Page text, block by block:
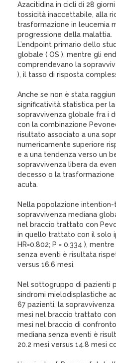
Azacitidina in cicli di 28
tossicità inaccettabile, alla
trasformazione in leucemia
progressione della malattia.
L’endpoint primario dello
globale ( OS ), mentre gli
comprendevano la
), il tasso di risposta
Anche se non è stata
significatività statistica per
sopravvivenza globale fra i
con la combinazione
risultato associato a una
numericamente superiore
e a una tendenza verso un
sopravvivenza libera da
decesso o la
acuta.
Nella popolazione
sopravvivenza mediana
nel braccio trattato con
in quello trattato con il solo
HR=0.802; P = 0.334 ),
senza eventi è risultata
versus 16.6 mesi.
Nel sottogruppo di pazienti
sindromi mielodisplastiche
67 pazienti, la
mesi nel braccio trattato
mesi nel braccio di
mediana senza eventi è
20.2 mesi versus 14.8 mesi